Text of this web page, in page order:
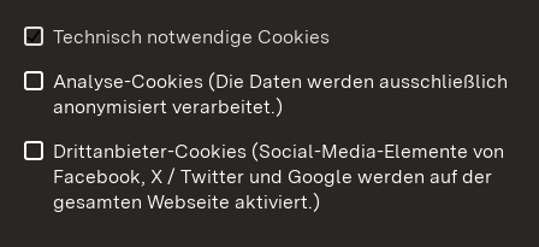
Impressum
Kontakt
Barrierefreiheit
Datenschutz
Cookies
Technisch notwendige Cookies
Analyse-Cookies (Die Daten werden ausschließlich
anonymisiert verarbeitet.)
Drittanbieter-Cookies (Social-Media-Elemente von
Facebook, X / Twitter und Google werden auf der
gesamten Webseite aktiviert.)